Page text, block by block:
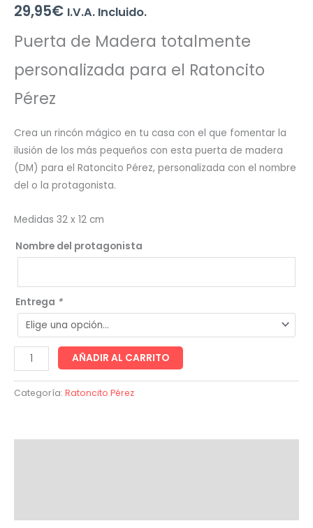
29,95€ I.V.A. Incluido.
Puerta de Madera totalmente
personalizada para el Ratoncito
Pérez
Crea un rincón mágico en tu casa con el que fomentar la
ilusión de los más pequeños con esta puerta de madera
(DM) para el Ratoncito Pérez, personalizada con el nombre
del o la protagonista.
Medidas 32 x 12 cm
Nombre del protagonista
Entrega *
Puerta
Ratoncito
Pérez
AÑADIR AL CARRITO
Categoría: Ratoncito Pérez